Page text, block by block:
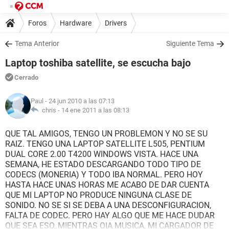
Foros Hardware Drivers
Tema Anterior Siguiente Tema
Laptop toshiba satellite, se escucha bajo
Cerrado
Paul - 24 jun 2010 a las 07:13
chris - 14 ene 2011 a las 08:13
QUE TAL AMIGOS, TENGO UN PROBLEMON Y NO SE SU
RAIZ. TENGO UNA LAPTOP SATELLITE L505, PENTIUM
DUAL CORE 2.00 T4200 WINDOWS VISTA. HACE UNA
SEMANA, HE ESTADO DESCARGANDO TODO TIPO DE
CODECS (MONERIA) Y TODO IBA NORMAL. PERO HOY
HASTA HACE UNAS HORAS ME ACABO DE DAR CUENTA
QUE MI LAPTOP NO PRODUCE NINGUNA CLASE DE
SONIDO. NO SE SI SE DEBA A UNA DESCONFIGURACION,
FALTA DE CODEC. PERO HAY ALGO QUE ME HACE DUDAR
QUE SEA ESO, MIENTRAS OIA MUSICA, MI CARGADOR DE